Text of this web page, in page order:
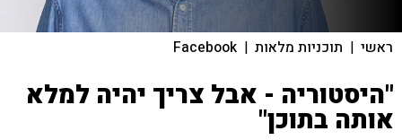
ראשי | תוכניות מלאות |
Facebook
"היסטוריה - אבל צריך יהיה למלא
אותה בתוכן"